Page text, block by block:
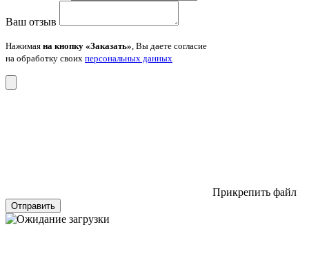
Ваш отзыв
Нажимая на кнопку «Заказать», Вы даете согласие
на обработку своих персональных данных
Прикрепить файл
Отправить